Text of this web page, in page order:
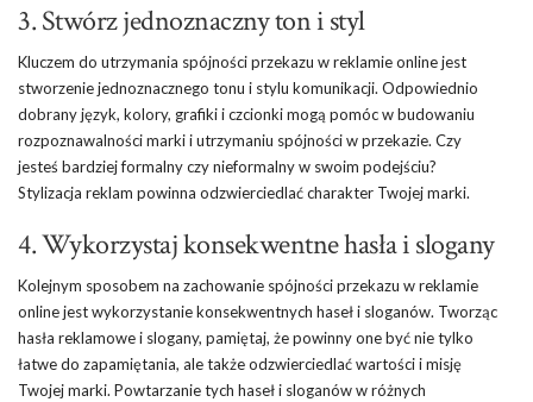
3. Stwórz jednoznaczny ton i styl
Kluczem do utrzymania spójności przekazu w reklamie online jest
stworzenie jednoznacznego tonu i stylu komunikacji. Odpowiednio
dobrany język, kolory, grafiki i czcionki mogą pomóc w budowaniu
rozpoznawalności marki i utrzymaniu spójności w przekazie. Czy
jesteś bardziej formalny czy nieformalny w swoim podejściu?
Stylizacja reklam powinna odzwierciedlać charakter Twojej marki.
4. Wykorzystaj konsekwentne hasła i slogany
Kolejnym sposobem na zachowanie spójności przekazu w reklamie
online jest wykorzystanie konsekwentnych haseł i sloganów. Tworząc
hasła reklamowe i slogany, pamiętaj, że powinny one być nie tylko
łatwe do zapamiętania, ale także odzwierciedlać wartości i misję
Twojej marki. Powtarzanie tych haseł i sloganów w różnych